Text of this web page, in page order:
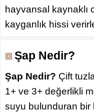
hayvansal kaynaklı
kayganlık hissi
Şap Nedir?
Şap Nedir? Çift
1+ ve 3+ değerlikli
suyu bulunduran bir